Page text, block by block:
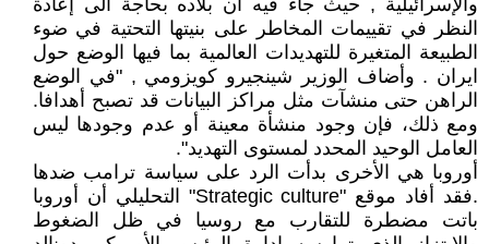
والإسرائيلية , حيث جاء فيه ان بلاده بحاجة الى إعادة
النظر في تقييمات المخاطر على بنيتها التحتية في ضوء
الطبيعة المتغيرة للتهديدات العالمية بما فيها الوضع حول
ايران . وأضاف الوزير شينجيرو كويزومي , "في الوضع
الراهن حتى منشآت مثل مراكز البيانات قد تصبح أهدافا.
ومع ذلك، فإن وجود منشأة معينة أو عدم وجودها ليس
العامل الوحيد المحدد لمستوى التهديد".
أوروبا هي الأخرى بدأت الرد على سياسة ترامب ضدها
.فقد أفاد موقع "Strategic culture" التحليلي أن أوروبا
باتت مضطرة للتقارب مع روسيا في ظل الضغوط